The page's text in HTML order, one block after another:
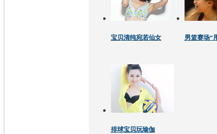
宝贝清纯宛若仙女 男篮赛场“
排球宝贝玩瑜伽